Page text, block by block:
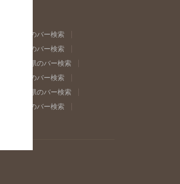
福島県のバー検索
東京都のバー検索
岐阜県のバー検索
奈良県のバー検索
島根県のバー検索
佐賀県のバー検索